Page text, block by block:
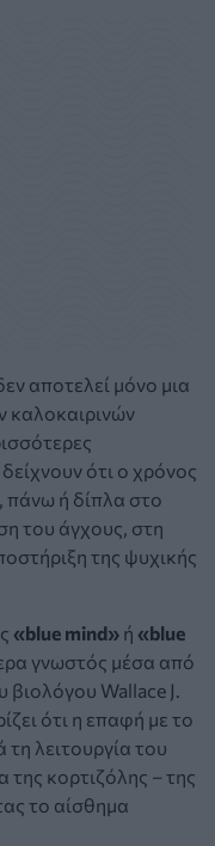
αποτελεί μόνο μια
καλοκαιρινών
ότι ο χρόνος
πάνω ή δίπλα στο
του άγχους, στη
της ψυχικής
«blue mind» ή «blue
γνωστός μέσα από
Wallace J.
ότι η επαφή με το
τη λειτουργία του
κορτιζόλης – της
το αίσθημα